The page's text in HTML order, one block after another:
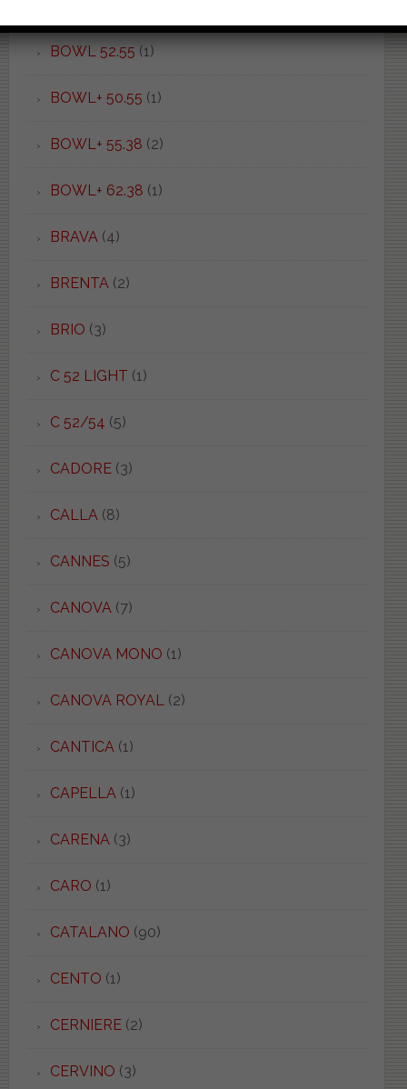
BOWL 52.55 (1)
BOWL+ 50.55 (1)
BOWL+ 55.38 (2)
BOWL+ 62.38 (1)
BRAVA(4)
BRENTA(2)
BRIO (3)
C 52 LIGHT (1)
C 52/54 (5)
CADORE(3)
CALLA(8)
CANNES (5)
CANOVA(7)
CANOVA MONO (1)
CANOVA ROYAL(2)
CANTICA(1)
CAPELLA(1)
CARENA(3)
CARO (1)
CATALANO (90)
CENTO (1)
CERNIERE(2)
CERVINO (3)